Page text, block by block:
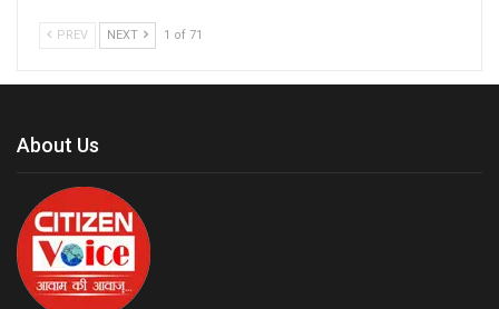
PREV NEXT 1 of 71
About Us